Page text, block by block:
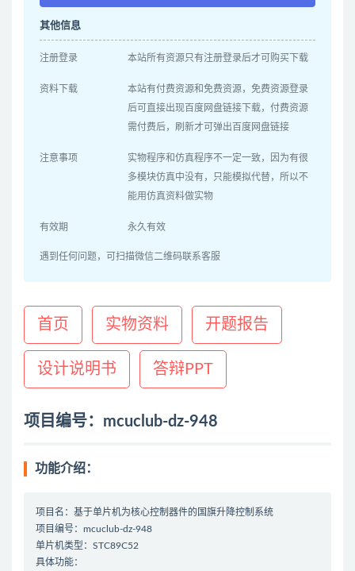
其他信息
注册登录 本站所有资源只有注册登录后才可购买下载
资料下载
本站有付费资源和免费资源，免费资源登录
后可直接出现百度网盘链接下载，付费资源
需付费后，刷新才可弹出百度网盘链接
注意事项
实物程序和仿真程序不一定一致，因为有很
多模块仿真中没有，只能模拟代替，所以不
能用仿真资料做实物
有效期 永久有效
遇到任何问题，可扫描微信二维码联系客服
首页 实物资料 开题报告
设计说明书 答辩PPT
项目编号：mcuclub-dz-948
功能介绍：
项目名：基于单片机为核心控制器件的国旗升降控制系统
项目编号：mcuclub-dz-948
单片机类型：STC89C52
具体功能：